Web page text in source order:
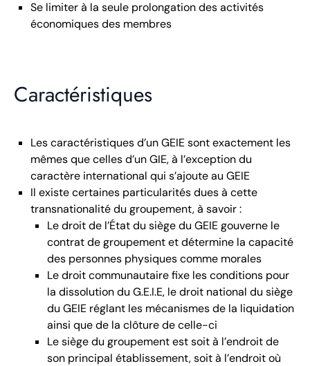
Se limiter à la seule prolongation des activités
économiques des membres
Caractéristiques
Les caractéristiques d’un GEIE sont exactement les
mêmes que celles d’un GIE, à l’exception du
caractère international qui s’ajoute au GEIE
Il existe certaines particularités dues à cette
transnationalité du groupement, à savoir :
Le droit de l’État du siège du GEIE gouverne le
contrat de groupement et détermine la capacité
des personnes physiques comme morales
Le droit communautaire fixe les conditions pour
la dissolution du G.E.I.E, le droit national du siège
du GEIE réglant les mécanismes de la liquidation
ainsi que de la clôture de celle-ci
Le siège du groupement est soit à l’endroit de
son principal établissement, soit à l’endroit où